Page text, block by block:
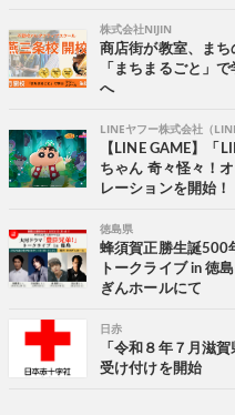
株式会社NIJIN
商店街が教室、ま
「まちまるごと」
へ
LINEヤフー株式会社（
【LINE GAME】「
ちゃん 奇々怪々！
レーションを開始！
徳島県
蜂須賀正勝生誕500
トークライブ in 徳
ぎんホールにて
日赤
「令和８年７月滋
受け付けを開始